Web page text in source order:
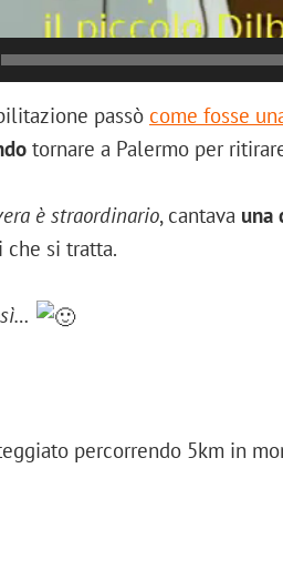
passò come fosse
tornare a Palermo per
è straordinario, cantava una
che si tratta.
percorrendo 5km in